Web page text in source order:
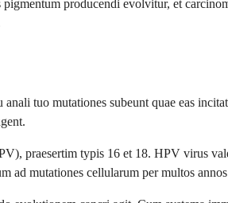
producendi evolvitur, et
tuo mutationes subeunt quae eas
praesertim typis 16 et 18. HPV virus
ad mutationes cellularum per multos